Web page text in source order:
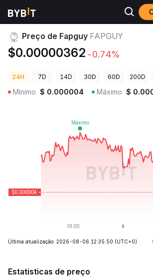
Preços de Criptomoedas Preço de Fapguy
Preço de Fapguy FAPGUY
$0.00000362 -0.74%
24H 7D 14D 30D 60D 200D
Mínimo $ 0.000004 Máximo $
Última atualização: 2026-08-06 12:35:50 (UTC+0)
Estatisticas de preço